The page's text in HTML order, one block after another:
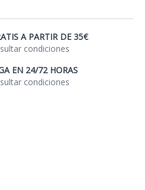
A PARTIR DE 35€
condiciones
EN 24/72 HORAS
condiciones